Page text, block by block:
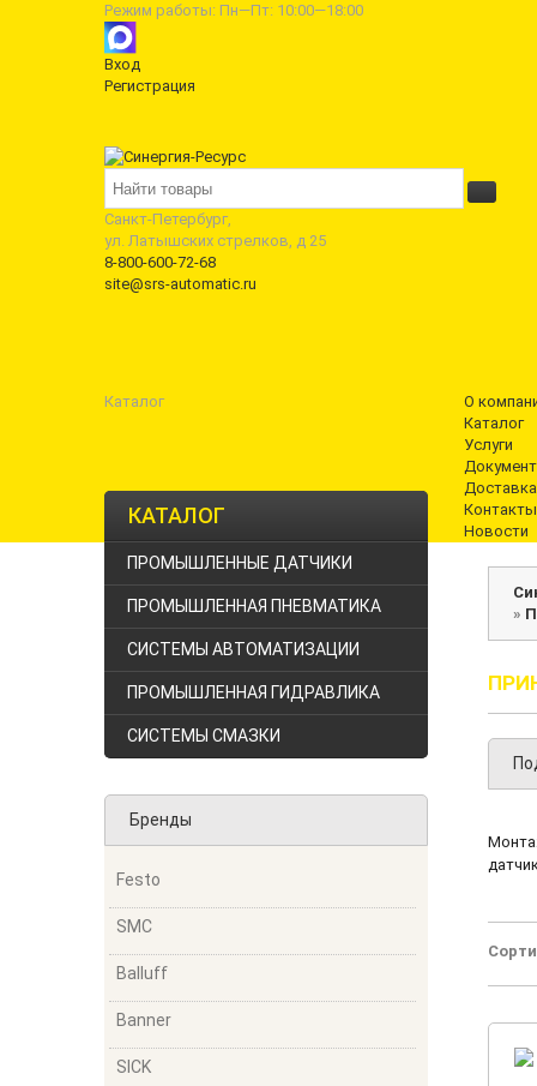
Режим работы: Пн—Пт: 10:00—18:00
Вход
Регистрация
Санкт-Петербург,
ул. Латышских стрелков, д 25
8-800-600-72-68
site@srs-automatic.ru
Каталог
О
Каталог
Услуги
Доставка
Контакты
Новости
КАТАЛОГ
ПРОМЫШЛЕННЫЕ ДАТЧИКИ
ПРОМЫШЛЕННАЯ ПНЕВМАТИКА
СИСТЕМЫ АВТОМАТИЗАЦИИ
ПРОМЫШЛЕННАЯ ГИДРАВЛИКА
СИСТЕМЫ СМАЗКИ
Бренды
Festo
SMC
Balluff
Banner
SICK
»